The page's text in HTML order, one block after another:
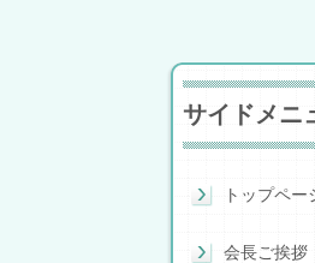
サイドメニ
トップペー
会長ご挨拶